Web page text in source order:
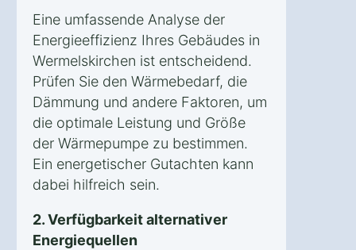
Eine umfassende Analyse der
Energieeffizienz Ihres Gebäudes in
Wermelskirchen ist entscheidend.
Prüfen Sie den Wärmebedarf, die
Dämmung und andere Faktoren, um
die optimale Leistung und Größe
der Wärmepumpe zu bestimmen.
Ein energetischer Gutachten kann
dabei hilfreich sein.
2. Verfügbarkeit alternativer
Energiequellen